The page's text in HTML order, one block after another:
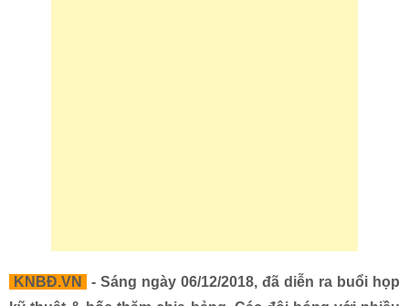
KNBĐ.VN
- Sáng ngày 06/12/2018, đã diễn ra buổi họp